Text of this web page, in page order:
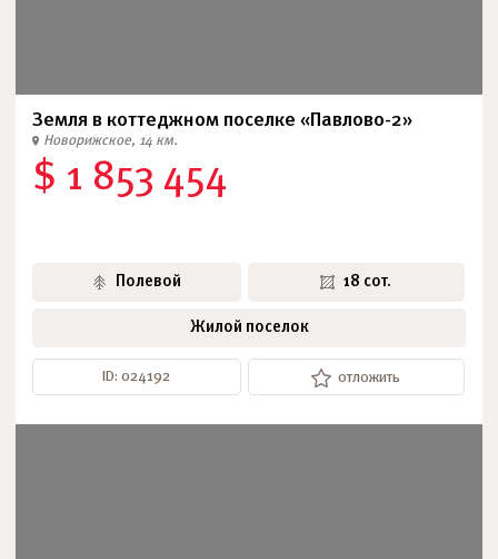
Земля в коттеджном поселке «Павлово-2»
Новорижское, 14 км.
$ 1 853 454
Полевой 18 сот.
Жилой поселок
ID: 024192 отложить